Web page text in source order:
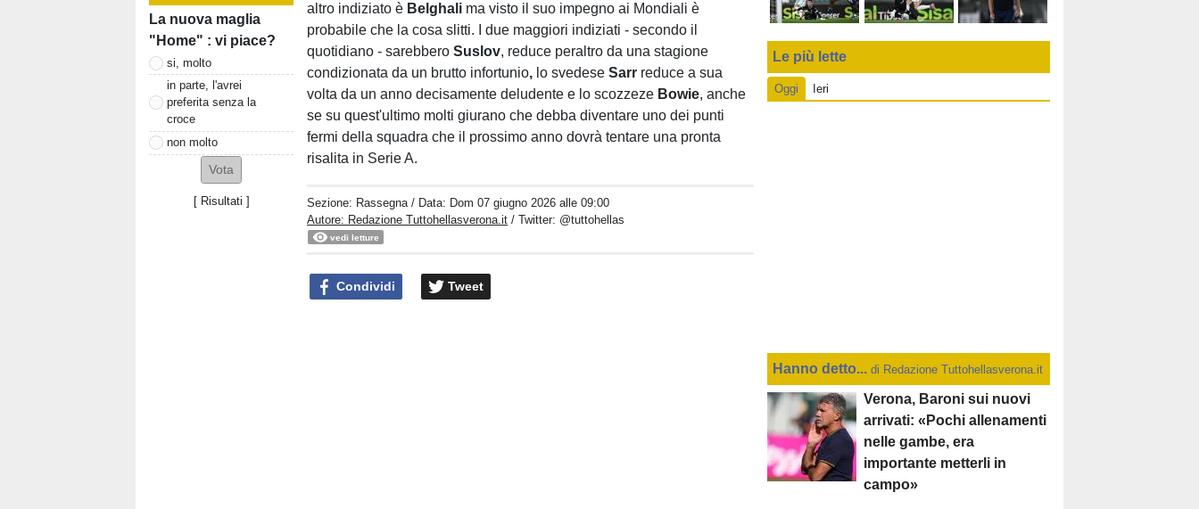
La nuova maglia
"Home" : vi piace?
si, molto
in parte, l'avrei
preferita senza la
croce
non molto
[ Risultati ]
altro indiziato è Belghali ma visto il suo impegno ai Mondiali è
probabile che la cosa slitti. I due maggiori indiziati - secondo il
quotidiano - sarebberoSuslov, reduce peraltro da una stagione
condizionata da un brutto infortunio, lo svedeseSarr reduce a sua
volta da un anno decisamente deludente e lo scozzeze Bowie, anche
se su quest'ultimo molti giurano che debba diventare uno dei punti
fermi della squadra che il prossimo anno dovrà tentare una pronta
risalita in Serie A.
Sezione: Rassegna / Data: Dom 07 giugno 2026 alle 09:00
Autore: Redazione Tuttohellasverona.it / Twitter: @tuttohellas
vedi letture
Condividi Tweet
Le più lette
Oggi Ieri
Hanno detto... di Redazione Tuttohellasverona.it
Verona, Baroni sui nuovi
arrivati: «Pochi allenamenti
nelle gambe, era
importante metterli in
campo»